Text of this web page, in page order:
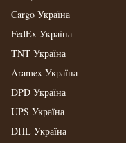
Cargo Україна
FedEx Україна
TNT Україна
Aramex Україна
DPD Україна
UPS Україна
DHL Україна